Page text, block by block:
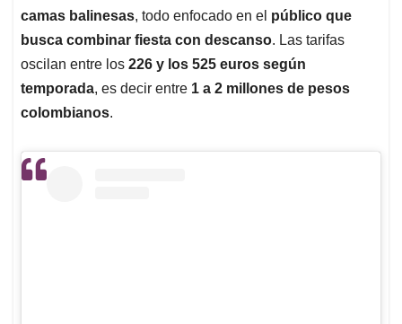
camas balinesas, todo enfocado en el público que
busca combinar fiesta con descanso. Las tarifas
oscilan entre los 226 y los 525 euros según
temporada, es decir entre 1 a 2 millones de pesos
colombianos.